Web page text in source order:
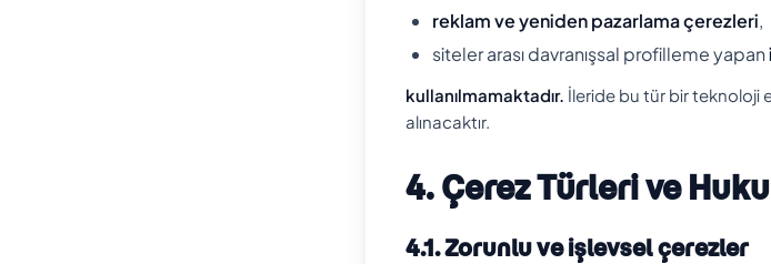
reklam ve yeniden pazarlama çerezleri,
siteler arası davranışsal profilleme yapan
kullanılmamaktadır. İleride bu tür bir teknoloji
alınacaktır.
4. Çerez Türleri ve
4.1. Zorunlu ve işlevsel çerezler